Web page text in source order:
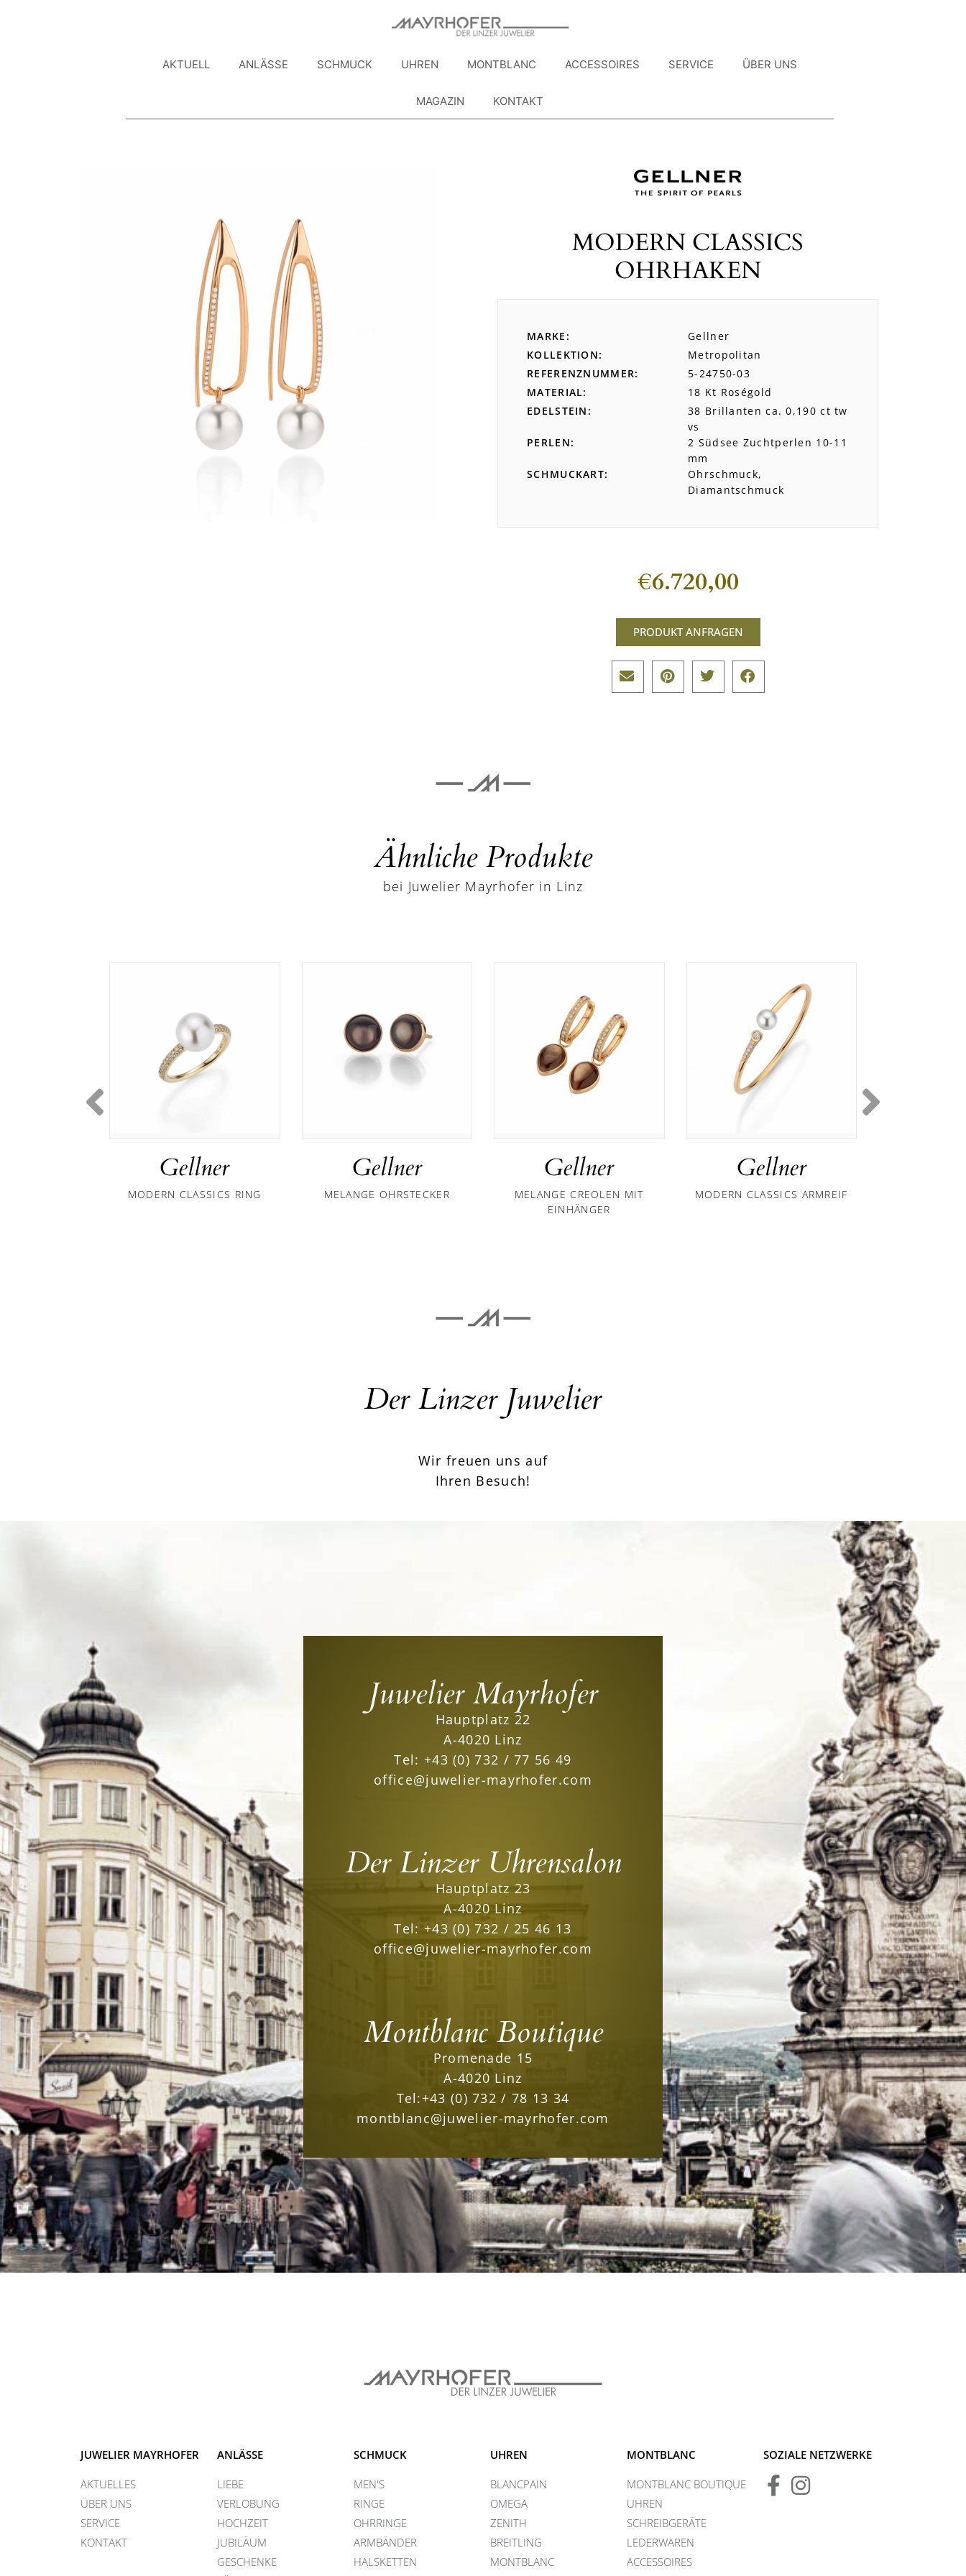
AKTUELL ANLÄSSE SCHMUCK UHREN MONTBLANC ACCESSOIRES SERVICE ÜBER UNS
MAGAZIN KONTAKT
MODERN CLASSICS
OHRHAKEN
MARKE
Gellner
KOLLEKTION
Metropolitan
REFERENZNUMMER
5-24750-03
MATERIAL
18 Kt Roségold
EDELSTEIN
38 Brillanten ca. 0,190 ct tw
vs
PERLEN
2 Südsee Zuchtperlen 10-11
mm
SCHMUCKART
Ohrschmuck,
Diamantschmuck
€6.720,00
PRODUKT ANFRAGEN
Ähnliche Produkte
bei Juwelier Mayrhofer in Linz
Gellner
MODERN CLASSICS RING
Gellner
MELANGE OHRSTECKER
Gellner
MELANGE CREOLEN MIT
EINHÄNGER
Gellner
MODERN CLASSICS ARMREIF
Der Linzer Juwelier
Wir freuen uns auf
Ihren Besuch!
Juwelier Mayrhofer
Hauptplatz 22
A-4020 Linz
Tel: +43 (0) 732 / 77 56 49
office@juwelier-mayrhofer.com
Der Linzer Uhrensalon
Hauptplatz 23
A-4020 Linz
Tel: +43 (0) 732 / 25 46 13
office@juwelier-mayrhofer.com
Montblanc Boutique
Promenade 15
A-4020 Linz
Tel:+43 (0) 732 / 78 13 34
montblanc@juwelier-mayrhofer.com
JUWELIER MAYRHOFER
AKTUELLES
ÜBER UNS
SERVICE
KONTAKT
ANLÄSSE
LIEBE
VERLOBUNG
HOCHZEIT
JUBILÄUM
GESCHENKE
SCHMUCK
MEN'S
RINGE
OHRRINGE
ARMBÄNDER
HALSKETTEN
UHREN
BLANCPAIN
OMEGA
ZENITH
BREITLING
MONTBLANC
MONTBLANC
MONTBLANC BOUTIQUE
UHREN
SCHREIBGERÄTE
LEDERWAREN
ACCESSOIRES
SOZIALE NETZWERKE